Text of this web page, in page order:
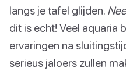
langs je tafel glijden.
dit is echt! Veel aquaria
ervaringen na
serieus jaloers zullen